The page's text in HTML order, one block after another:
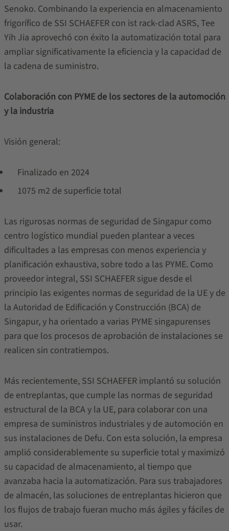
Senoko. Combinando la experiencia en almacenamiento
frigorífico de SSI SCHAEFER con ist rack-clad ASRS, Tee
Yih Jia aprovechó con éxito la automatización total para
ampliar significativamente la eficiencia y la capacidad de
la cadena de suministro.
Colaboración con PYME de los sectores de la automoción
y la industria
Visión general:
Finalizado en 2024
1075 m2 de superficie total
Las rigurosas normas de seguridad de Singapur como
centro logístico mundial pueden plantear a veces
dificultades a las empresas con menos experiencia y
planificación exhaustiva, sobre todo a las PYME. Como
proveedor integral, SSI SCHAEFER sigue desde el
principio las exigentes normas de seguridad de la UE y de
la Autoridad de Edificación y Construcción (BCA) de
Singapur, y ha orientado a varias PYME singapurenses
para que los procesos de aprobación de instalaciones se
realicen sin contratiempos.
Más recientemente, SSI SCHAEFER implantó su solución
de entreplantas, que cumple las normas de seguridad
estructural de la BCA y la UE, para colaborar con una
empresa de suministros industriales y de automoción en
sus instalaciones de Defu. Con esta solución, la empresa
amplió considerablemente su superficie total y maximizó
su capacidad de almacenamiento, al tiempo que
avanzaba hacia la automatización. Para sus trabajadores
de almacén, las soluciones de entreplantas hicieron que
los flujos de trabajo fueran mucho más ágiles y fáciles de
usar.